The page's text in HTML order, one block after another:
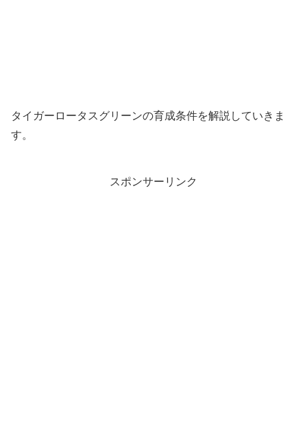
タイガーロータスグリーンの育成条件を解説していきま
す。
スポンサーリンク